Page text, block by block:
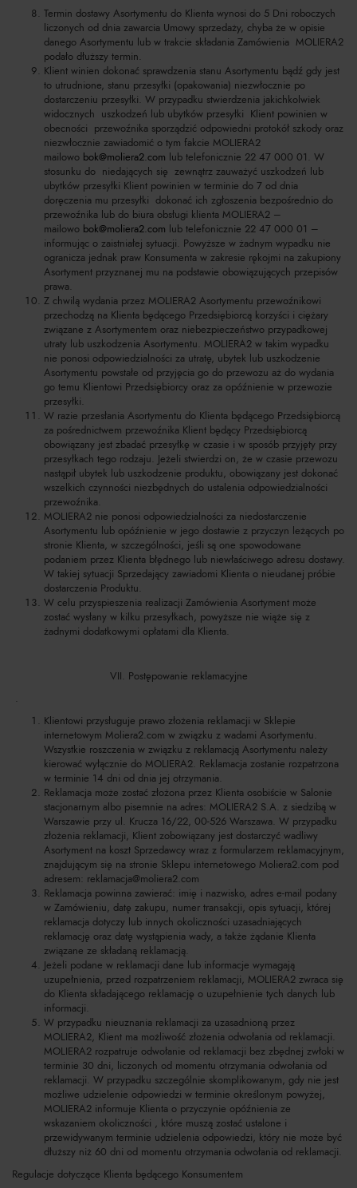
Termin dostawy Asortymentu do Klienta wynosi do 5 Dni roboczych
liczonych od dnia zawarcia Umowy sprzedaży, chyba że w opisie
danego Asortymentu lub w trakcie składania Zamówienia MOLIERA2
podało dłuższy termin.
Klient winien dokonać sprawdzenia stanu Asortymentu bądź gdy jest
to utrudnione, stanu przesyłki (opakowania) niezwłocznie po
dostarczeniu przesyłki. W przypadku stwierdzenia jakichkolwiek
widocznych uszkodzeń lub ubytków przesyłki Klient powinien w
obecności przewoźnika sporządzić odpowiedni protokół szkody oraz
niezwłocznie zawiadomić o tym fakcie MOLIERA2
mailowo bok@moliera2.com lub telefonicznie 22 47 000 01. W
stosunku do niedających się zewnątrz zauważyć uszkodzeń lub
ubytków przesyłki Klient powinien w terminie do 7 od dnia
doręczenia mu przesyłki dokonać ich zgłoszenia bezpośrednio do
przewoźnika lub do biura obsługi klienta MOLIERA2 –
mailowo bok@moliera2.com lub telefonicznie 22 47 000 01 –
informując o zaistniałej sytuacji. Powyższe w żadnym wypadku nie
ogranicza jednak praw Konsumenta w zakresie rękojmi na zakupiony
Asortyment przyznanej mu na podstawie obowiązujących przepisów
prawa.
Z chwilą wydania przez MOLIERA2 Asortymentu przewoźnikowi
przechodzą na Klienta będącego Przedsiębiorcą korzyści i ciężary
związane z Asortymentem oraz niebezpieczeństwo przypadkowej
utraty lub uszkodzenia Asortymentu. MOLIERA2 w takim wypadku
nie ponosi odpowiedzialności za utratę, ubytek lub uszkodzenie
Asortymentu powstałe od przyjęcia go do przewozu aż do wydania
go temu Klientowi Przedsiębiorcy oraz za opóźnienie w przewozie
przesyłki.
W razie przesłania Asortymentu do Klienta będącego Przedsiębiorcą
za pośrednictwem przewoźnika Klient będący Przedsiębiorcą
obowiązany jest zbadać przesyłkę w czasie i w sposób przyjęty przy
przesyłkach tego rodzaju. Jeżeli stwierdzi on, że w czasie przewozu
nastąpił ubytek lub uszkodzenie produktu, obowiązany jest dokonać
wszelkich czynności niezbędnych do ustalenia odpowiedzialności
przewoźnika.
MOLIERA2 nie ponosi odpowiedzialności za niedostarczenie
Asortymentu lub opóźnienie w jego dostawie z przyczyn leżących po
stronie Klienta, w szczególności, jeśli są one spowodowane
podaniem przez Klienta błędnego lub niewłaściwego adresu dostawy.
W takiej sytuacji Sprzedający zawiadomi Klienta o nieudanej próbie
dostarczenia Produktu.
W celu przyspieszenia realizacji Zamówienia Asortyment może
zostać wysłany w kilku przesyłkach, powyższe nie wiąże się z
żadnymi dodatkowymi opłatami dla Klienta.
VII. Postępowanie reklamacyjne
.
Klientowi przysługuje prawo złożenia reklamacji w Sklepie
internetowym Moliera2.com w związku z wadami Asortymentu.
Wszystkie roszczenia w związku z reklamacją Asortymentu należy
kierować wyłącznie do MOLIERA2. Reklamacja zostanie rozpatrzona
w terminie 14 dni od dnia jej otrzymania.
Reklamacja może zostać złożona przez Klienta osobiście w Salonie
stacjonarnym albo pisemnie na adres: MOLIERA2 S.A. z siedzibą w
Warszawie przy ul. Krucza 16/22, 00-526 Warszawa. W przypadku
złożenia reklamacji, Klient zobowiązany jest dostarczyć wadliwy
Asortyment na koszt Sprzedawcy wraz z formularzem reklamacyjnym,
znajdującym się na stronie Sklepu internetowego Moliera2.com pod
adresem: reklamacja@moliera2.com
Reklamacja powinna zawierać: imię i nazwisko, adres e-mail podany
w Zamówieniu, datę zakupu, numer transakcji, opis sytuacji, której
reklamacja dotyczy lub innych okoliczności uzasadniających
reklamację oraz datę wystąpienia wady, a także żądanie Klienta
związane ze składaną reklamacją.
Jeżeli podane w reklamacji dane lub informacje wymagają
uzupełnienia, przed rozpatrzeniem reklamacji, MOLIERA2 zwraca się
do Klienta składającego reklamację o uzupełnienie tych danych lub
informacji.
W przypadku nieuznania reklamacji za uzasadnioną przez
MOLIERA2, Klient ma możliwość złożenia odwołania od reklamacji.
MOLIERA2 rozpatruje odwołanie od reklamacji bez zbędnej zwłoki w
terminie 30 dni, liczonych od momentu otrzymania odwołania od
reklamacji. W przypadku szczególnie skomplikowanym, gdy nie jest
możliwe udzielenie odpowiedzi w terminie określonym powyżej,
MOLIERA2 informuje Klienta o przyczynie opóźnienia ze
wskazaniem okoliczności , które muszą zostać ustalone i
przewidywanym terminie udzielenia odpowiedzi, który nie może być
dłuższy niż 60 dni od momentu otrzymania odwołania od reklamacji.
Regulacje dotyczące Klienta będącego Konsumentem